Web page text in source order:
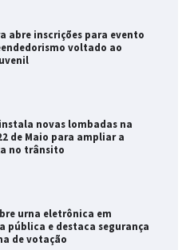
abre inscrições para evento
voltado ao
novas lombadas na
de Maio para ampliar a
no trânsito
urna eletrônica em
pública e destaca segurança
de votação